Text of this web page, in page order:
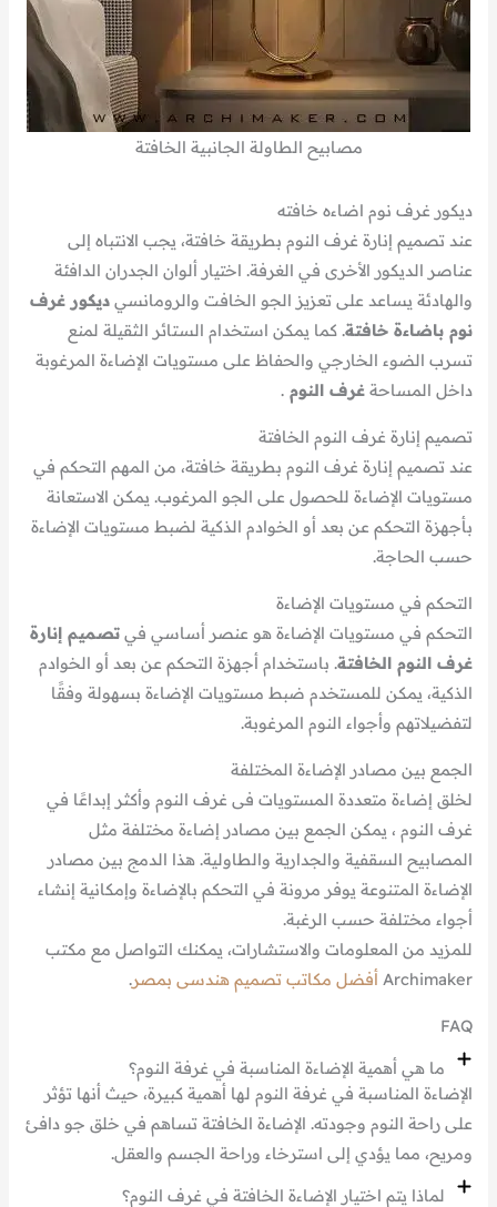
مصابيح الطاولة الجانبية الخافتة
ديكور غرف نوم اضاءه خافته
عند تصميم إنارة غرف النوم بطريقة خافتة، يجب الانتباه إلى
عناصر الديكور الأخرى في الغرفة. اختيار ألوان الجدران الدافئة
والهادئة يساعد على تعزيز الجو الخافت والرومانسيديكور غرف
نوم باضاءة خافتة. كما يمكن استخدام الستائر الثقيلة لمنع
تسرب الضوء الخارجي والحفاظ على مستويات الإضاءة المرغوبة
داخل المساحةغرف النوم.
تصميم إنارة غرف النوم الخافتة
عند تصميم إنارة غرف النوم بطريقة خافتة، من المهم التحكم في
مستويات الإضاءة للحصول على الجو المرغوب. يمكن الاستعانة
بأجهزة التحكم عن بعد أو الخوادم الذكية لضبط مستويات الإضاءة
حسب الحاجة.
التحكم في مستويات الإضاءة
التحكم في مستويات الإضاءة هو عنصر أساسي فيتصميم إنارة
غرف النوم الخافتة. باستخدام أجهزة التحكم عن بعد أو الخوادم
الذكية، يمكن للمستخدم ضبط مستويات الإضاءة بسهولة وفقًا
لتفضيلاتهم وأجواء النوم المرغوبة.
الجمع بين مصادر الإضاءة المختلفة
لخلق إضاءة متعددة المستويات فى غرف النوم وأكثر إبداعًا في
غرف النوم ، يمكن الجمع بين مصادر إضاءة مختلفة مثل
المصابيح السقفية والجدارية والطاولية. هذا الدمج بين مصادر
الإضاءة المتنوعة يوفر مرونة في التحكم بالإضاءة وإمكانية إنشاء
أجواء مختلفة حسب الرغبة.
للمزيد من المعلومات والاستشارات، يمكنك التواصل مع مكتب
Archimaker أفضل مكاتب تصميم هندسى بمصر.
FAQ
ما هي أهمية الإضاءة المناسبة في غرفة النوم؟
الإضاءة المناسبة في غرفة النوم لها أهمية كبيرة، حيث أنها تؤثر
على راحة النوم وجودته. الإضاءة الخافتة تساهم في خلق جو دافئ
ومريح، مما يؤدي إلى استرخاء وراحة الجسم والعقل.
لماذا يتم اختيار الإضاءة الخافتة في غرف النوم؟